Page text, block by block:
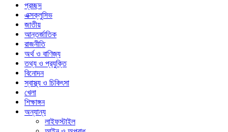
প্রচ্ছদ
এক্সক্লুসিভ
জাতীয়
আন্তর্জাতিক
রাজনীতি
অর্থ ও বাণিজ্য
তথ্য ও প্রযুক্তি
বিনোদন
স্বাস্থ্য ও চিকিৎসা
খেলা
শিক্ষাঙ্গন
অন্যান্য
লাইফস্টাইল